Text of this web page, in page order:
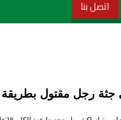
اتصل بنا
جثة رجل مقتول